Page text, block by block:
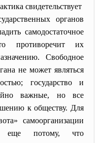
свидетельствует
органов
самодостаточное
противоречит их
Свободное
не может являться
государство и
важные, но все
к обществу. Для
самоорганизации
еще потому, что